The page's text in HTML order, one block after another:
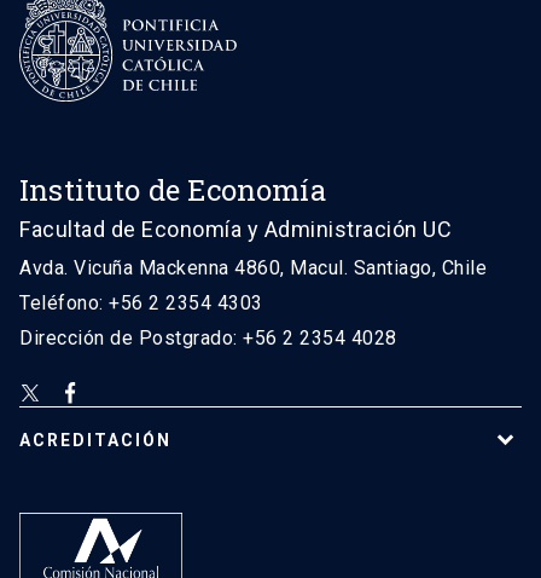
Instituto de Economía
Facultad de Economía y Administración UC
Avda. Vicuña Mackenna 4860, Macul. Santiago, Chile
Teléfono: +56 2 2354 4303
Dirección de Postgrado: +56 2 2354 4028
ACREDITACIÓN